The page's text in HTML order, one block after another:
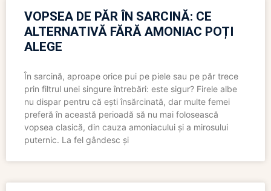
VOPSEA DE PĂR ÎN SARCINĂ: CE
ALTERNATIVĂ FĂRĂ AMONIAC POȚI
ALEGE
În sarcină, aproape orice pui pe piele sau pe păr trece
prin filtrul unei singure întrebări: este sigur? Firele albe
nu dispar pentru că ești însărcinată, dar multe femei
preferă în această perioadă să nu mai folosească
vopsea clasică, din cauza amoniacului și a mirosului
puternic. La fel gândesc și